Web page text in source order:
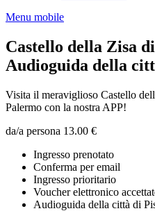
Menu mobile
Castello della Zisa
Audioguida della
Visita il meraviglioso Castello
Palermo con la nostra APP!
da/a persona 13.00 €
Ingresso prenotato
Conferma per email
Ingresso prioritario
Voucher elettronico
Audioguida della città di